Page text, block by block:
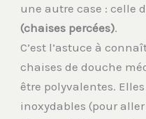
une autre case : celle
(chaises percées).
C’est l’astuce à
chaises de douche
être polyvalentes.
inoxydables (pour